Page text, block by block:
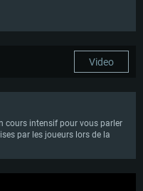
Video
cours intensif pour vous parler
par les joueurs lors de la